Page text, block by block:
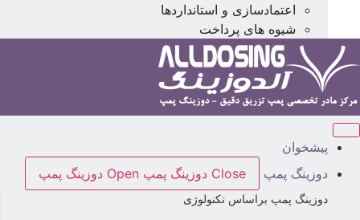
اعتمادسازی و استانداردها
شیوه های پرداخت
پیشخوان
دوزینگ پمپ
Close دوزینگ پمپ Open دوزینگ پمپ
دوزینگ پمپ براساس تکنولوژی